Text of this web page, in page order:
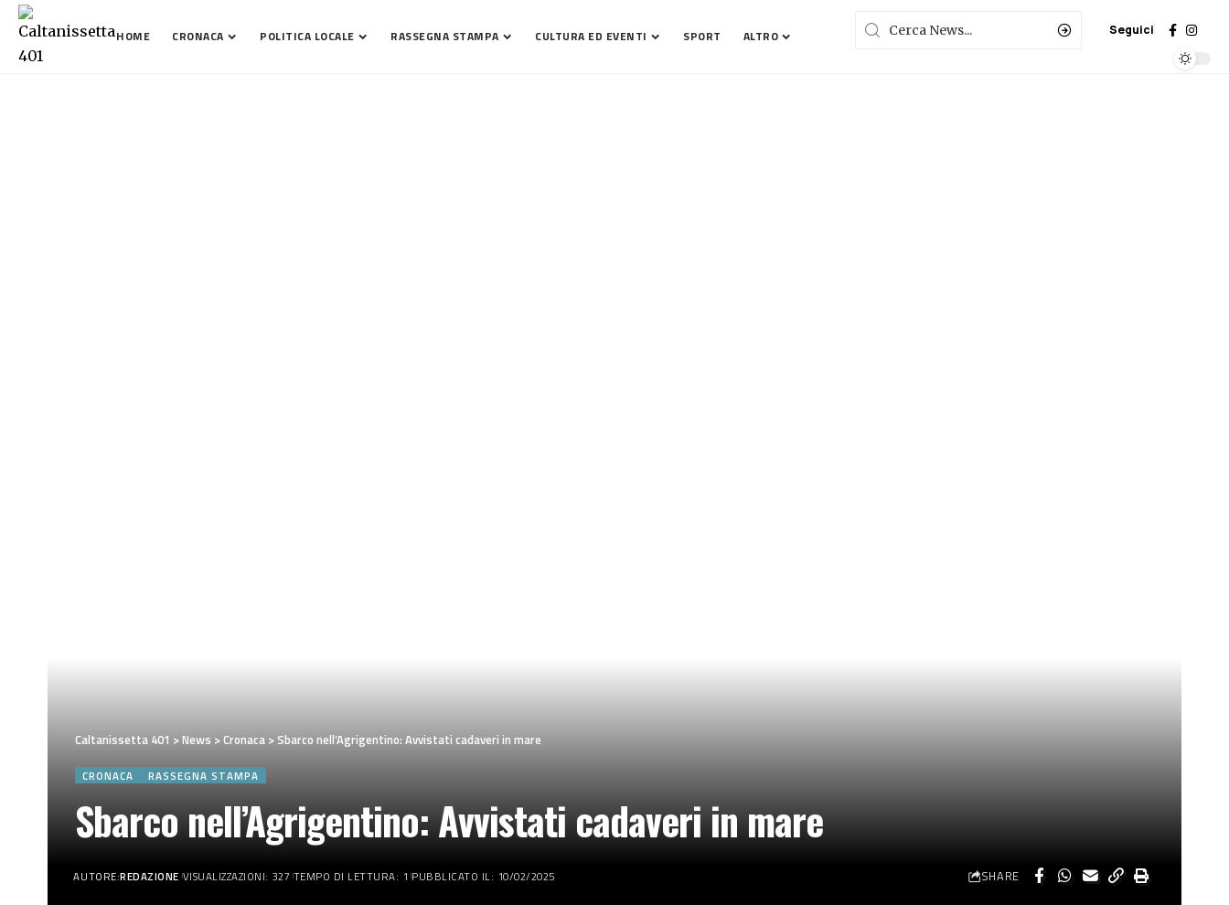
HOME CRONACA POLITICA LOCALE RASSEGNA STAMPA CULTURA ED EVENTI SPORT ALTRO Seguici
Caltanissetta 401 >News >Cronaca >Sbarco nell’Agrigentino: Avvistati cadaveri in mare
CRONACA RASSEGNA STAMPA
Sbarco nell’Agrigentino: Avvistati cadaveri in mare
AUTORE:REDAZIONE VISUALIZZAZIONI: 327 TEMPO DI LETTURA: 1 PUBBLICATO IL: 10/02/2025 SHARE